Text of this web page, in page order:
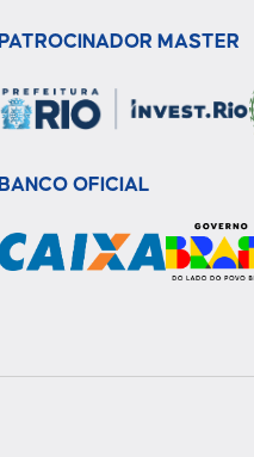
PATROCINADOR MASTER
BANCO OFICIAL